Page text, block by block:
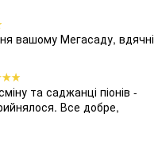
вашому Мегасаду, вдячні
та саджанці піонів -
Все добре,